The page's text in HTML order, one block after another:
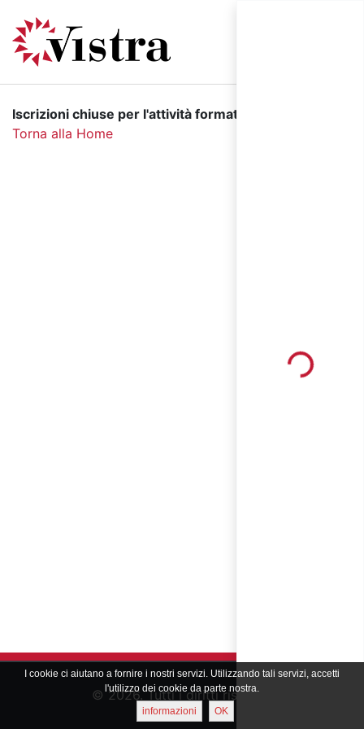
Iscrizioni chiuse per l'attività formativa selezionata.
Torna alla Home
Loading...
© 2026. Tutti i diritti riservati
I cookie ci aiutano a fornire i nostri servizi. Utilizzando tali servizi, accetti
l'utilizzo dei cookie da parte nostra.
informazioni
OK